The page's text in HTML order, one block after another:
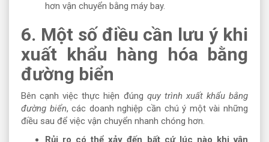
hơn vận chuyển bằng máy bay.
6. Một số điều cần lưu ý khi
xuất khẩu hàng hóa bằng
đường biển
Bên cạnh việc thực hiện đúng quy trình xuất khẩu bằng
đường biển, các doanh nghiệp cần chú ý một vài những
điều sau để việc vận chuyển nhanh chóng hơn.
Rủi ro có thể xảy đến bất cứ lúc nào khi vận